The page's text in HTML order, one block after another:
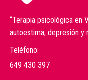
“Terapia psicológica en
autoestima, depresión y
Teléfono:
649 430 397